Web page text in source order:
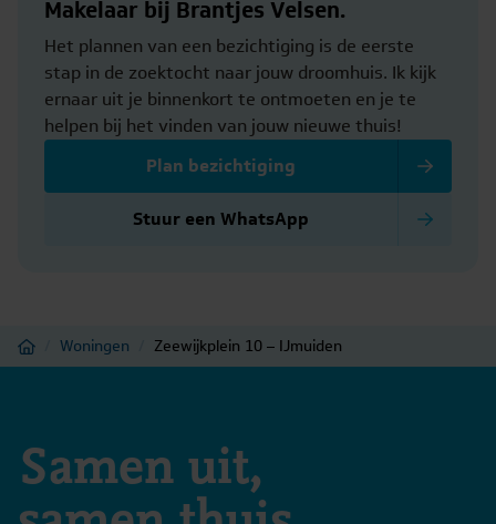
Makelaar bij Brantjes Velsen.
Het plannen van een bezichtiging is de eerste
stap in de zoektocht naar jouw droomhuis. Ik kijk
ernaar uit je binnenkort te ontmoeten en je te
helpen bij het vinden van jouw nieuwe thuis!
Plan bezichtiging
Stuur een WhatsApp
Home Woningen Zeewijkplein 10 – IJmuiden
Samen uit,